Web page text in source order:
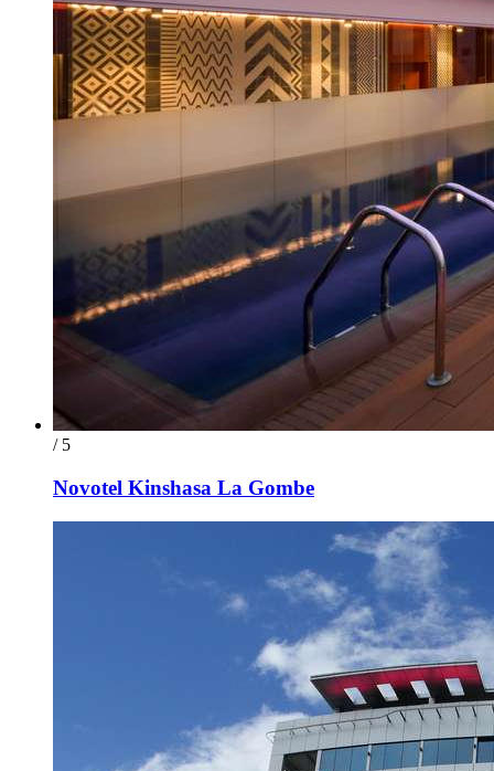
/ 5
Novotel Kinshasa La Gombe